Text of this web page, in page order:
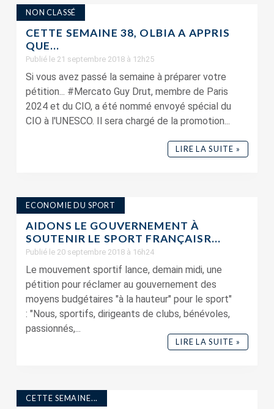
NON CLASSÉ
CETTE SEMAINE 38, OLBIA A APPRIS
QUE…
Publié le 21 septembre 2018 à 12h25
Si vous avez passé la semaine à préparer votre
pétition... #Mercato Guy Drut, membre de Paris
2024 et du CIO, a été nommé envoyé spécial du
CIO à l'UNESCO. Il sera chargé de la promotion...
LIRE LA SUITE »
ECONOMIE DU SPORT
AIDONS LE GOUVERNEMENT À
SOUTENIR LE SPORT FRANÇAISR...
Publié le 20 septembre 2018 à 16h24
Le mouvement sportif lance, demain midi, une
pétition pour réclamer au gouvernement des
moyens budgétaires "à la hauteur" pour le sport"
: "Nous, sportifs, dirigeants de clubs, bénévoles,
passionnés,...
LIRE LA SUITE »
CETTE SEMAINE...